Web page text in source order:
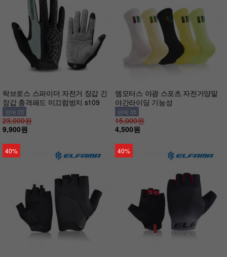
락브로스 스파이더 자전거 장갑 긴
장갑 충격패드 미끄럼방지 s109
판매 23
23,000원
9,900원
엠모터스 야광 스포츠 자전거양말
야간라이딩 기능성
판매 35
15,000원
4,500원
40% 40%